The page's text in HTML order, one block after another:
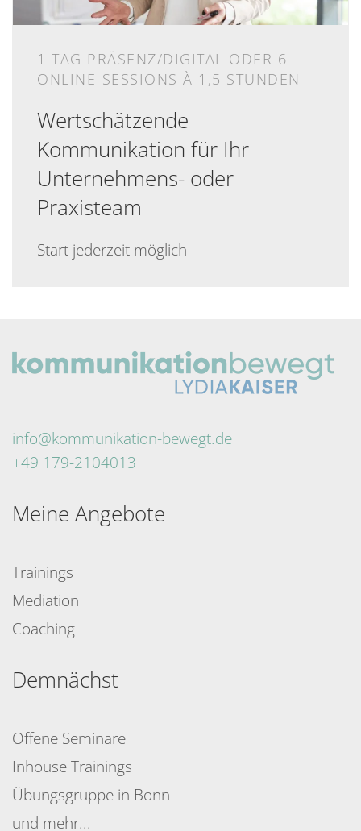
1 TAG PRÄSENZ/DIGITAL ODER 6
ONLINE-SESSIONS À 1,5 STUNDEN
Wertschätzende
Kommunikation für Ihr
Unternehmens- oder
Praxisteam
Start jederzeit möglich
info@kommunikation-bewegt.de
+49 179-2104013
Meine Angebote
Trainings
Mediation
Coaching
Demnächst
Offene Seminare
Inhouse Trainings
Übungsgruppe in Bonn
und mehr...